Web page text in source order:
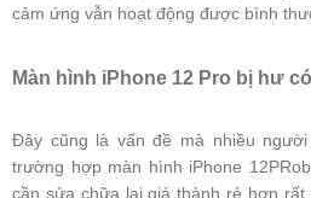
cảm ứng vẫn hoạt động được bình
Màn hình iPhone 12 Pro bị hư
Đây cũng là vấn đề mà nhiều
trường hợp màn hình iPhone
cần sửa chữa lại giá thành rẻ hơn